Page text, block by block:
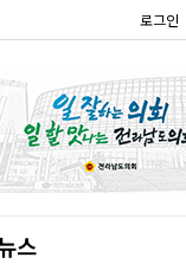
로그인
스